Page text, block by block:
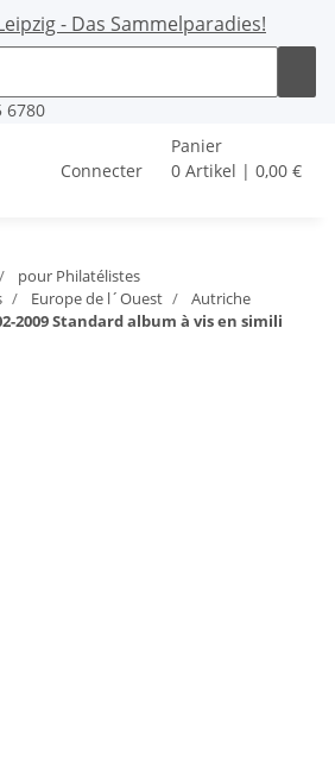
6780
Connecter
Panier
0 Artikel | 0,00 €
pour Philatélistes
Europe de l´Ouest
Autriche
2009 Standard album à vis en simili